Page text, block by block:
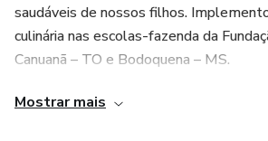
saudáveis de nossos filhos.
culinária nas escolas-fazenda da
Canuanã – TO e Bodoquena – MS.
Idealizadora e curadora do evento The
Mostrar mais